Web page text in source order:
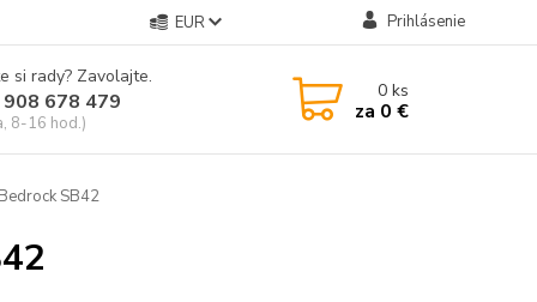
EUR Prihlásenie
si rady? Zavolajte.
678 479
8-16 hod.)
0ks
za 0 €
SB42